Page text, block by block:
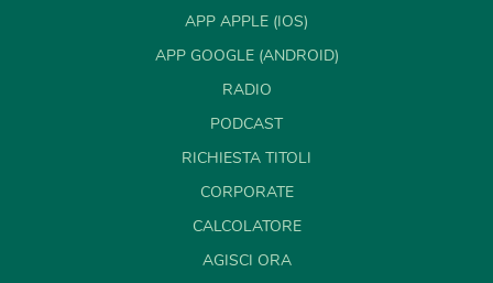
APP APPLE (IOS)
APP GOOGLE (ANDROID)
RADIO
PODCAST
RICHIESTA TITOLI
CORPORATE
CALCOLATORE
AGISCI ORA